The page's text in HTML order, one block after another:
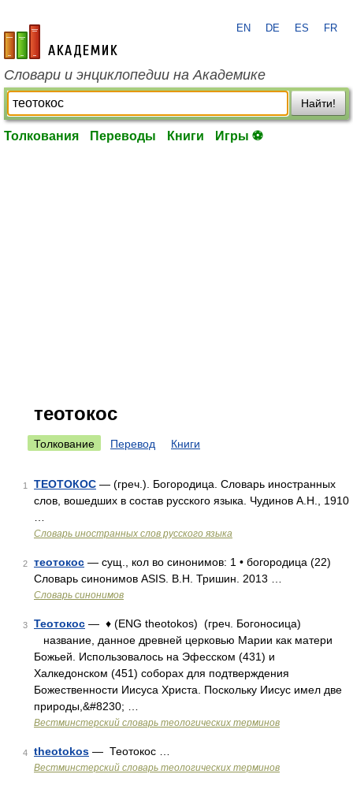
academic.ru
EN DE ES FR
Словари и энциклопедии на Академике
Найти!
Толкования Переводы Книги Игры ⚽
теотокос
Толкование Перевод Книги
1 ТЕОТОКОС — (греч.). Богородица. Словарь иностранных
слов, вошедших в состав русского языка. Чудинов А.Н., 1910
Словарь иностранных слов русского языка
2 теотокос — сущ., кол во синонимов: 1 • богородица (22)
Словарь синонимов ASIS. В.Н. Тришин. 2013 …
Словарь синонимов
3 Теотокос — ♦ (ENG theotokos) (греч. Богоносица)
название, данное древней церковью Марии как матери
Божьей. Использовалось на Эфесском (431) и
Халкедонском (451) соборах для подтверждения
Божественности Иисуса Христа. Поскольку Иисус имел две
природы,&#8230; …
Вестминстерский словарь теологических терминов
4 theotokos — Теотокос …
Вестминстерский словарь теологических терминов